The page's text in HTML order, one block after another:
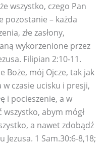
wszystko, czego Pan
pozostanie – każda
złe zasłony,
wykorzenione przez
Filipian 2:10-11.
Boże, mój Ojcze, tak jak
czasie ucisku i presji,
i pocieszenie, a w
abym mógł
a nawet zdobądź
1 Sam.30:6-8,18;